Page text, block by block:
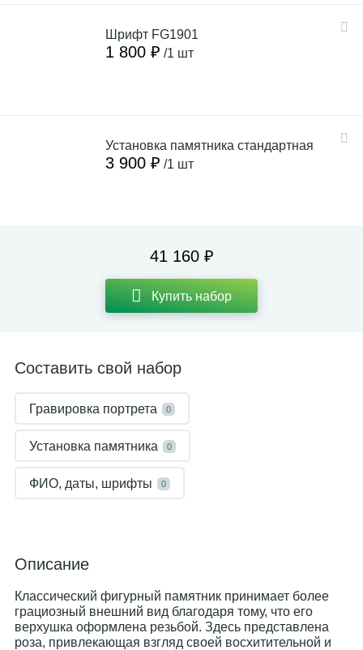
Шрифт FG1901
1 800 ₽ /1 шт
Установка памятника стандартная
3 900 ₽ /1 шт
41 160 ₽
Купить набор
Составить свой набор
Гравировка портрета 0
Установка памятника 0
ФИО, даты, шрифты 0
Описание
Классический фигурный памятник принимает более
грациозный внешний вид благодаря тому, что его
верхушка оформлена резьбой. Здесь представлена
роза, привлекающая взгляд своей восхитительной и